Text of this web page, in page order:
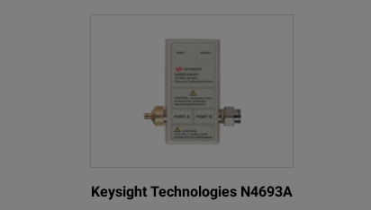
Keysight Technologies N4693A